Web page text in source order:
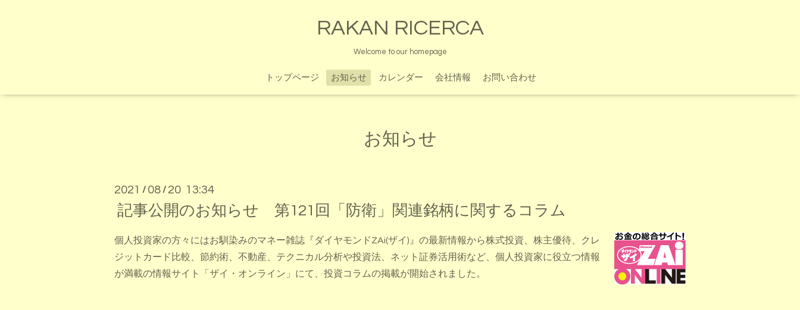
RAKAN RICERCA
Welcome to our homepage
トップページ お知らせ カレンダー 会社情報 お問い合わせ
お知らせ
2021 / 08 / 20 13:34
記事公開のお知らせ 第121回「防衛」関連銘柄に関するコラム
個人投資家の方々にはお馴染みのマネー雑誌『ダイヤモンドZAi(ザイ)』の最新情報から株式投資、株主優待、クレ
ジットカード比較、節約術、不動産、テクニカル分析や投資法、ネット証券活用術など、個人投資家に役立つ情報
が満載の情報サイト「ザイ・オンライン」にて、投資コラムの掲載が開始されました。